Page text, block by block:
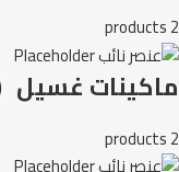
2 products
ماكينات غسيل
2 products